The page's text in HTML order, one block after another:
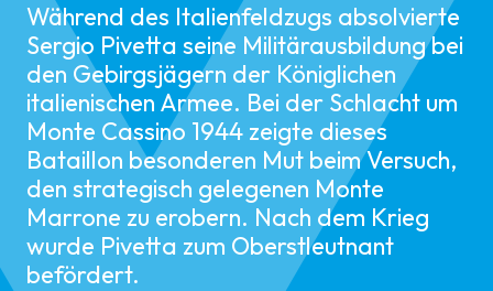
Während des Italienfeldzugs absolvierte
Sergio Pivetta seine Militärausbildung bei
den Gebirgsjägern der Königlichen
italienischen Armee. Bei der Schlacht um
Monte Cassino 1944 zeigte dieses
Bataillon besonderen Mut beim Versuch,
den strategisch gelegenen Monte
Marrone zu erobern. Nach dem Krieg
wurde Pivetta zum Oberstleutnant
befördert.